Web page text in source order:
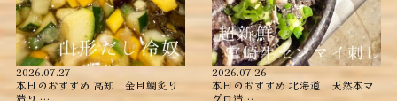
2026.07.27
本日のおすすめ ︎高知 金目鯛炙り
2026.07.26
本日のおすすめ ︎北海道 天然本マ